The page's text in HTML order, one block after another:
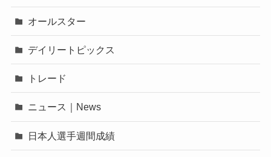
オールスター
デイリートピックス
トレード
ニュース｜News
日本人選手週間成績